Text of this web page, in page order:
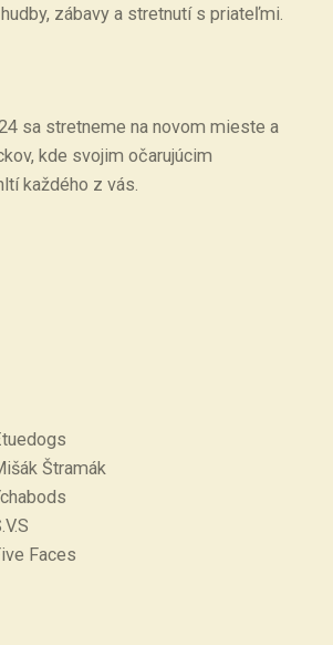
zábavy a stretnutí s priateľmi.
sa stretneme na novom mieste a
kde svojim očarujúcim
každého z vás.
Štramák
Faces